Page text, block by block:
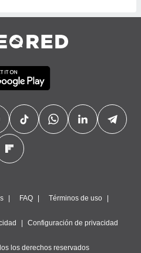
FAQ Términos de uso
Configuración de privacidad
los derechos reservados